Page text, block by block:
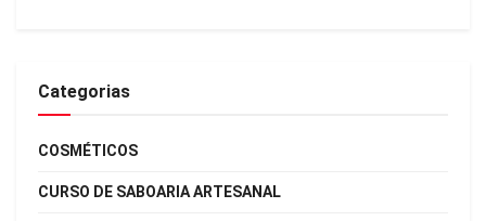
Categorias
COSMÉTICOS
CURSO DE SABOARIA ARTESANAL